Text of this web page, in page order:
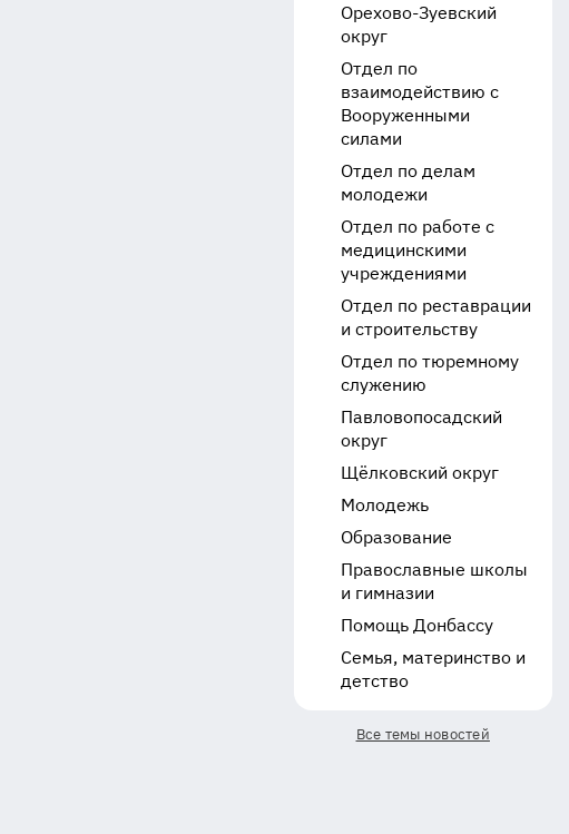
Орехово-Зуевский
округ
Отдел по
взаимодействию с
Вооруженными
силами
Отдел по делам
молодежи
Отдел по работе с
медицинскими
учреждениями
Отдел по реставрации
и строительству
Отдел по тюремному
служению
Павловопосадский
округ
Щёлковский округ
Молодежь
Образование
Православные школы
и гимназии
Помощь Донбассу
Семья, материнство и
детство
Все темы новостей